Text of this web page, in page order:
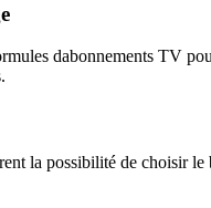
dabonnements TV
la possibilité de choisir le